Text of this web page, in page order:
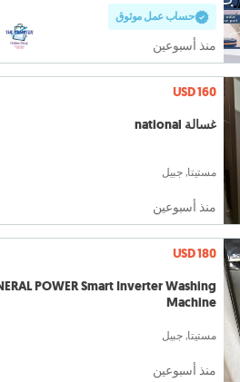
حساب عمل موثوق
منذ أسبوعين
USD 160
غسالة national
مستيتا, جبيل
منذ أسبوعين
USD 180
POWER Smart Inverter Washing
Machine
مستيتا, جبيل
منذ أسبوعين